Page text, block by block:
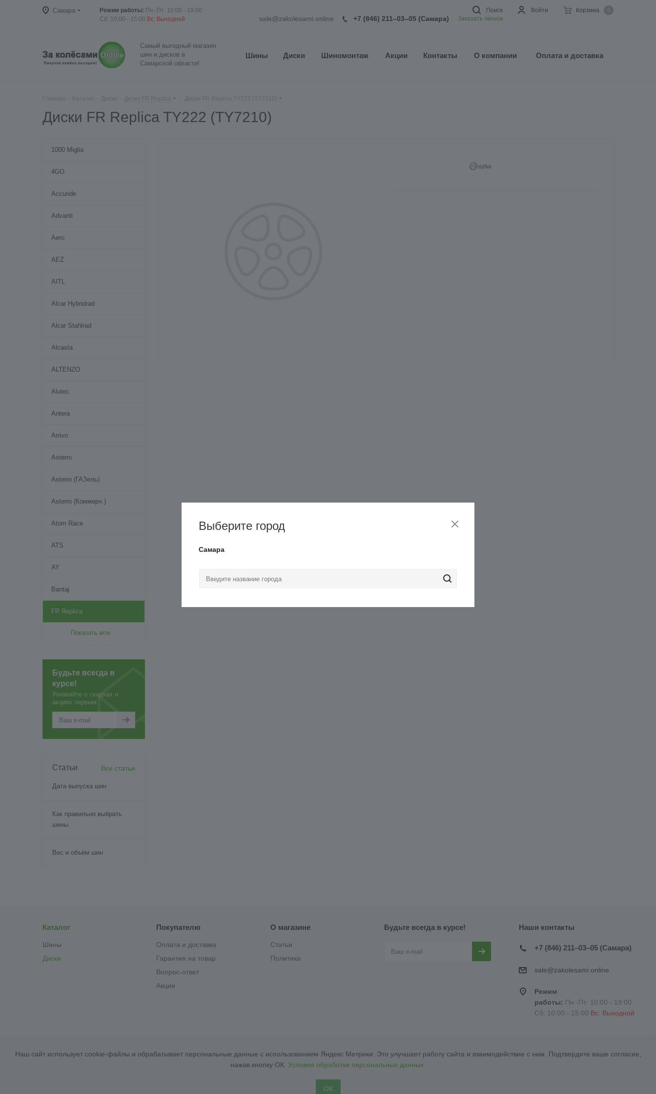
Самара Корзина
Войти
Режим работы: Пн -Пт: 10:00 - 19:00
Сб: 10:00 - 15:00 Вс: Выходной
Поиск
sale@zakolesami.online +7 (846) 211‒03‒05 (Самара) Заказать звонок
Самый выгодный магазин
шин и дисков в
Самарской области!
Шины Диски Шиномонтаж Акции Контакты О компании Оплата и доставка
Диски FR Replica TY222 (TY7210)
1000 Miglia
4GO
Accuride
Advanti
Aero
AEZ
AITL
Alcar Hybridrad
Alcar Stahlrad
Alcasta
ALTENZO
Alutec
Antera
Arrivo
Asterro
Asterro (ГАЗель)
Asterro (Коммерч.)
Atom Race
ATS
AY
Bantaj
FR Replica
Показать все
Будьте всегда в
курсе!
Узнавайте о скидках и
акциях первым
Статьи Все статьи
Дата выпуска шин
Как правильно выбрать
шины
Вес и объём шин
Каталог
Шины
Диски
Покупателю
Оплата и доставка
Гарантия на товар
Вопрос-ответ
Акции
О магазине
Статьи
Политика
Будьте всегда в курсе! Наши контакты
+7 (846) 211‒03‒05 (Самара)
sale@zakolesami.online
Режим
работы: Пн -Пт: 10:00 - 19:00
Сб: 10:00 - 15:00 Вс: Выходной
Наш сайт использует cookie-файлы и обрабатывает персональные данные с использованием Яндекс Метрики. Это улучшает работу сайта и взаимодействие с ним. Подтвердите ваше согласие,
нажав кнопку ОК. Условия обработки персональных данных
ОК
Выберите город
Самара